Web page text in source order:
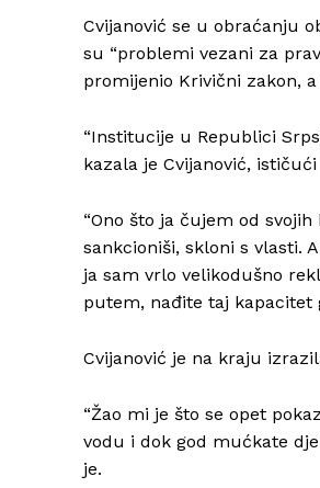
Cvijanović se u obraćanju
su “problemi vezani za
promijenio Krivični zakon,
“Institucije u Republici
kazala je Cvijanović,
“Ono što ja čujem od
sankcioniši, skloni s vlasti.
ja sam vrlo velikodušno
putem, nađite taj kapacitet
Cvijanović je na kraju
“Žao mi je što se opet
vodu i dok god mućkate
je.